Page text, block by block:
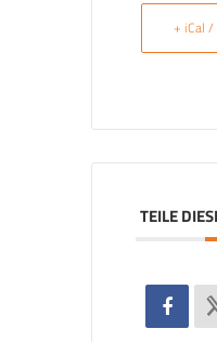
+ iCal
TEILE